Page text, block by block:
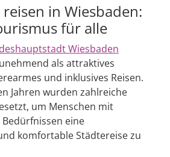
in Wiesbaden:
für alle
Wiesbaden
als attraktives
und inklusives Reisen.
Jahren wurden zahlreiche
um Menschen mit
eine
komfortable Städtereise zu